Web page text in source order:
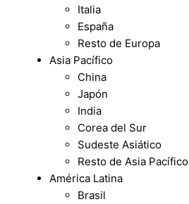
Italia
España
Resto de Europa
Asia Pacífico
China
Japón
India
Corea del Sur
Sudeste Asiático
Resto de Asia Pacífico
América Latina
Brasil